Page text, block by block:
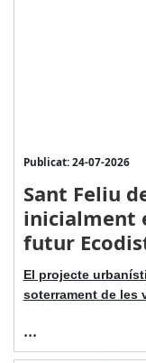
Publicat: 24-07-2026
Sant Feliu
inicialment
futur
El projecte
soterrament de les
...